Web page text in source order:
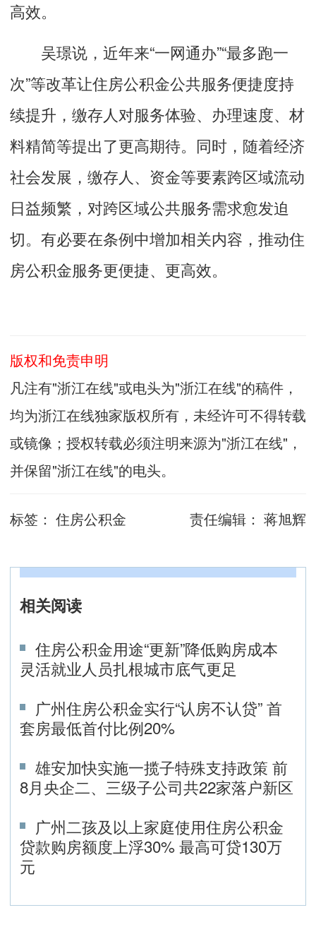
高效。
吴璟说，近年来“一网通办”“最多跑一
次”等改革让住房公积金公共服务便捷度持
续提升，缴存人对服务体验、办理速度、材
料精简等提出了更高期待。同时，随着经济
社会发展，缴存人、资金等要素跨区域流动
日益频繁，对跨区域公共服务需求愈发迫
切。有必要在条例中增加相关内容，推动住
房公积金服务更便捷、更高效。
版权和免责申明
凡注有"浙江在线"或电头为"浙江在线"的稿件，
均为浙江在线独家版权所有，未经许可不得转载
或镜像；授权转载必须注明来源为"浙江在线"，
并保留"浙江在线"的电头。
标签： 住房公积金 责任编辑： 蒋旭辉
相关阅读
住房公积金用途“更新”降低购房成本
灵活就业人员扎根城市底气更足
广州住房公积金实行“认房不认贷” 首
套房最低首付比例20%
雄安加快实施一揽子特殊支持政策 前
8月央企二、三级子公司共22家落户新区
广州二孩及以上家庭使用住房公积金
贷款购房额度上浮30% 最高可贷130万
元